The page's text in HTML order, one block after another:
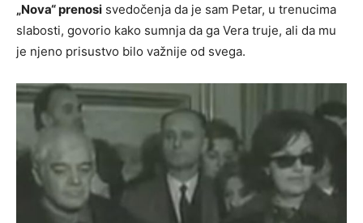
„Nova“ prenosi svedočenja da je sam Petar, u trenucima
slabosti, govorio kako sumnja da ga Vera truje, ali da mu
je njeno prisustvo bilo važnije od svega.